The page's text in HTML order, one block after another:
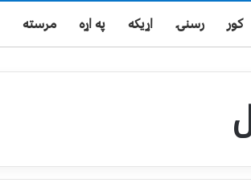
کور رسنۍ اړیکه په اړه مرسته